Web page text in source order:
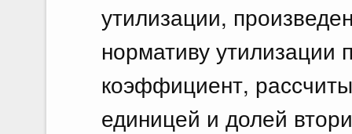
утилизации,
нормативу
коэффициент,
единицей и долей